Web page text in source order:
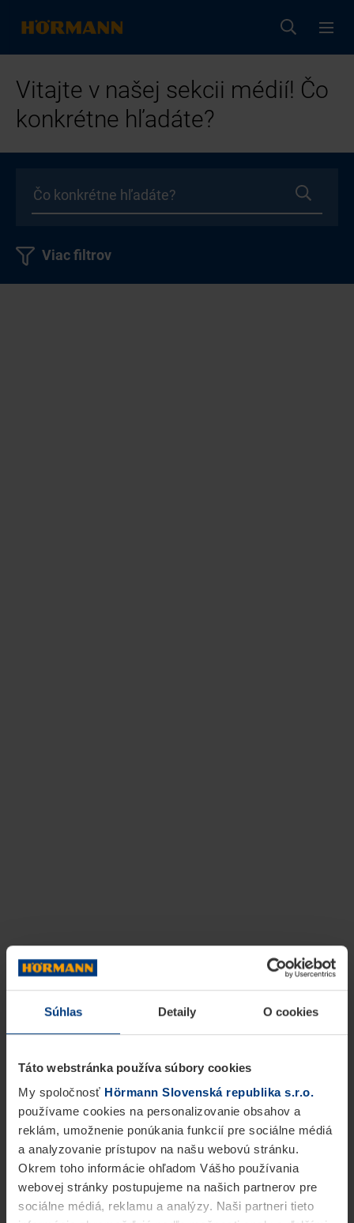
Súhlas Detaily O cookies
Táto webstránka používa súbory cookies
My spoločnosť Hörmann Slovenská republika s.r.o.
používame cookies na personalizovanie obsahov a
reklám, umožnenie ponúkania funkcií pre sociálne médiá
a analyzovanie prístupov na našu webovú stránku.
Okrem toho informácie ohľadom Vášho používania
webovej stránky postupujeme na našich partnerov pre
sociálne médiá, reklamu a analýzy. Naši partneri tieto
Vitajte v našej sekcii médií! Čo
konkrétne hľadáte?
Viac filtrov